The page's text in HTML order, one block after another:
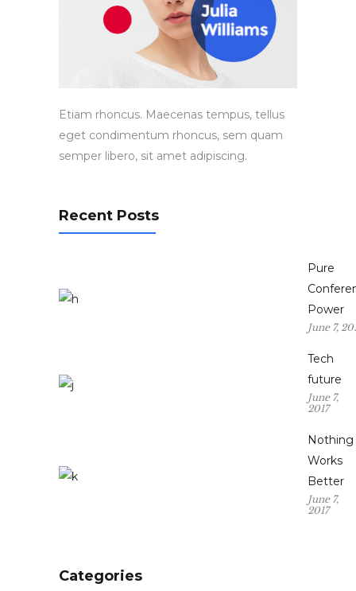
Etiam rhoncus. Maecenas tempus, tellus
eget condimentum rhoncus, sem quam
semper libero, sit amet adipiscing.
Recent Posts
Pure
Power
June 7,
Tech
future
June 7,
2017
Nothing
Works
Better
June 7,
2017
Categories